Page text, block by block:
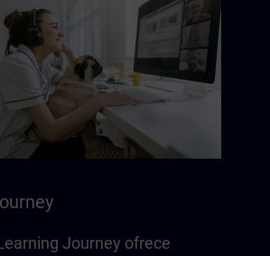
Journey ofrece